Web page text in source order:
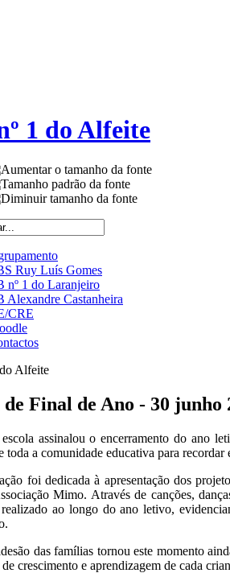
1 do Alfeite
Ruy Luís Gomes
nº 1 do Laranjeiro
Alexandre Castanheira
CRE
Alfeite
de Final de Ano - 30 junho
assinalou o encerramento do ano
toda a comunidade educativa para
foi dedicada à apresentação dos
Mimo. Através de canções,
ao longo do ano letivo,
das famílias tornou este momento
crescimento e aprendizagem de cada